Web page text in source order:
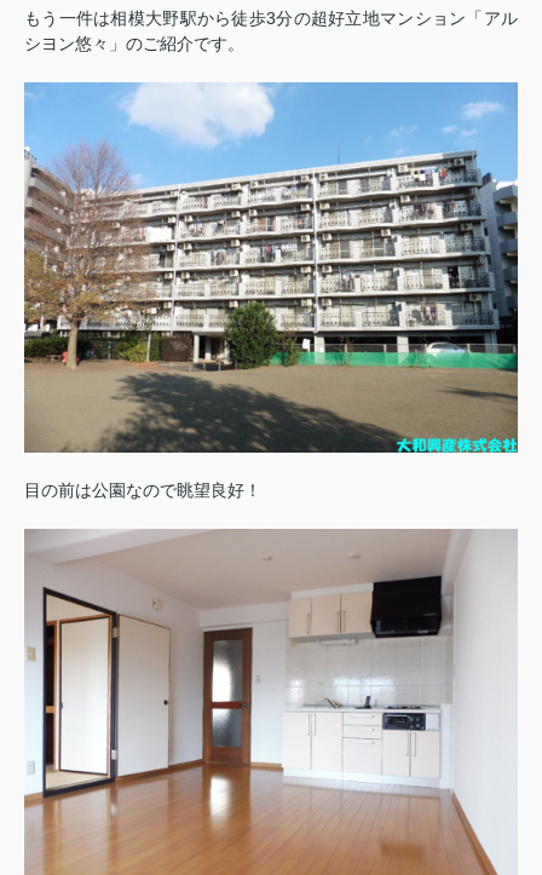
もう一件は相模大野駅から徒歩3分の超好立地マンション「アル
シヨン悠々」のご紹介です。
目の前は公園なので眺望良好！